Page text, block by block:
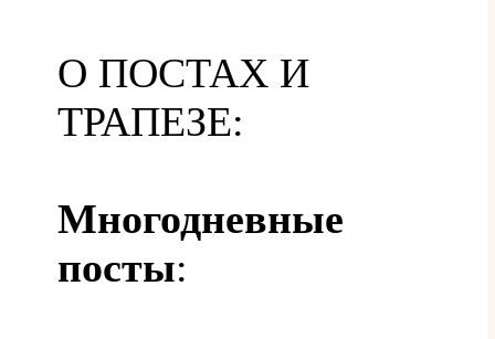
О ПОСТАХ И
ТРАПЕЗЕ:
Многодневные
посты: